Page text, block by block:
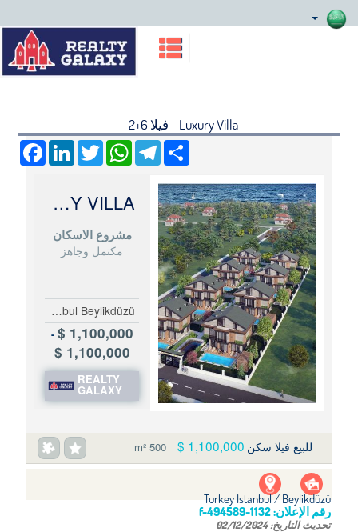
Luxury Villa - فيلا 6+2
FacebookLinkedIn TwitterWhatsAppTelegram Share
LUXURY VILLA
مشروع الاسكان
مكتمل وجاهز
Turkey Istanbul Beylikdüzü
1,100,000 $
-
1,100,000 $
REALTY
GALAXY
للبيع فيلا سكن 1,100,000 $
500 m²
Turkey Istanbul / Beylikdüzü
رقم الإعلان:f-494589-1132
تحديث التاريخ:02/12/2024